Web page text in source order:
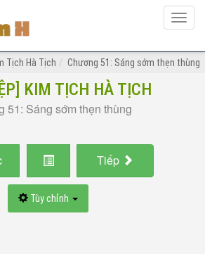
Hiện
menu
Tịch Hà Tịch Chương 51: Sáng sớm thẹn thùng
KIM TỊCH HÀ TỊCH
51: Sáng sớm thẹn thùng
Tiếp
Tùy chỉnh